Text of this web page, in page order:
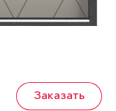
Заказать